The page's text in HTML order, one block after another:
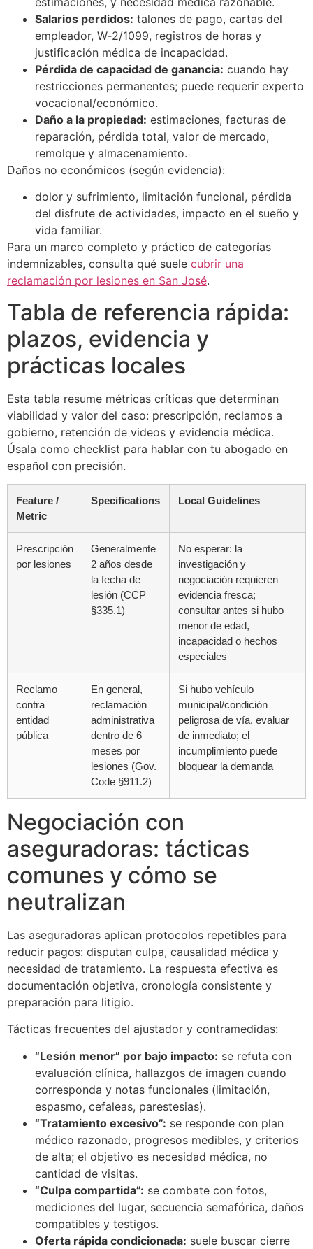
Salarios perdidos: talones de pago, cartas del
empleador, W‑2/1099, registros de horas y
justificación médica de incapacidad.
Pérdida de capacidad de ganancia: cuando hay
restricciones permanentes; puede requerir experto
vocacional/económico.
Daño a la propiedad: estimaciones, facturas de
reparación, pérdida total, valor de mercado,
remolque y almacenamiento.
Daños no económicos (según evidencia):
dolor y sufrimiento, limitación funcional, pérdida
del disfrute de actividades, impacto en el sueño y
vida familiar.
Para un marco completo y práctico de categorías
indemnizables, consulta qué suele cubrir una
reclamación por lesiones en San José.
Tabla de referencia rápida:
plazos, evidencia y
prácticas locales
Esta tabla resume métricas críticas que determinan
viabilidad y valor del caso: prescripción, reclamos a
gobierno, retención de videos y evidencia médica.
Úsala como checklist para hablar con tu abogado en
español con precisión.
Feature /
Metric
Specifications Local Guidelines
Prescripción
por lesiones
Generalmente
2 años desde
la fecha de
lesión (CCP
§335.1)
No esperar: la
investigación y
negociación requieren
evidencia fresca;
consultar antes si hubo
menor de edad,
incapacidad o hechos
especiales
Reclamo
contra
entidad
pública
En general,
reclamación
administrativa
dentro de 6
meses por
lesiones (Gov.
Code §911.2)
Si hubo vehículo
municipal/condición
peligrosa de vía, evaluar
de inmediato; el
incumplimiento puede
bloquear la demanda
Negociación con
aseguradoras: tácticas
comunes y cómo se
neutralizan
Las aseguradoras aplican protocolos repetibles para
reducir pagos: disputan culpa, causalidad médica y
necesidad de tratamiento. La respuesta efectiva es
documentación objetiva, cronología consistente y
preparación para litigio.
Tácticas frecuentes del ajustador y contramedidas:
“Lesión menor” por bajo impacto: se refuta con
evaluación clínica, hallazgos de imagen cuando
corresponda y notas funcionales (limitación,
espasmo, cefaleas, parestesias).
“Tratamiento excesivo”: se responde con plan
médico razonado, progresos medibles, y criterios
de alta; el objetivo es necesidad médica, no
cantidad de visitas.
“Culpa compartida”: se combate con fotos,
mediciones del lugar, secuencia semafórica, daños
compatibles y testigos.
Oferta rápida condicionada: suele buscar cierre